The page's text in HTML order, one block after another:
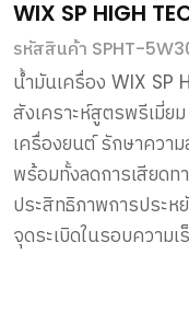
WIX SP HIGH
รหัสสินค้า SPHT-
น้ำมันเครื่อง WIX SP
สังเคราะห์สูตรพรีเมี่ยม
เครื่องยนต์ รักษาควา
พร้อมทั้งลดการเสียดท
ประสิทธิภาพการประห
จุดระเบิดในรอบความเ